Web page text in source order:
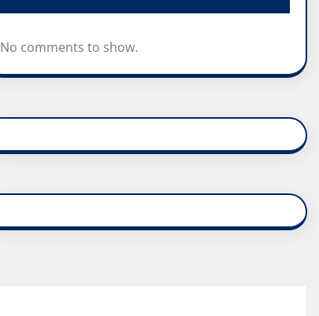
No comments to show.